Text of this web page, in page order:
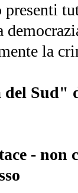
la
Sud"
- non